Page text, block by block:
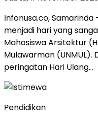
Infonusa.co, Samarinda
menjadi hari yang
Mahasiswa Arsitektur
Mulawarman
peringatan Hari Ulang…
Pendidikan